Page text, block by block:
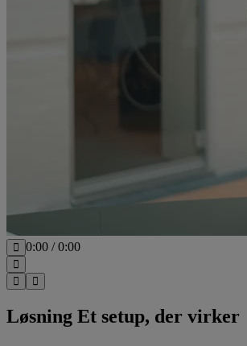
0:00 /0:00
Løsning Et setup, der virker